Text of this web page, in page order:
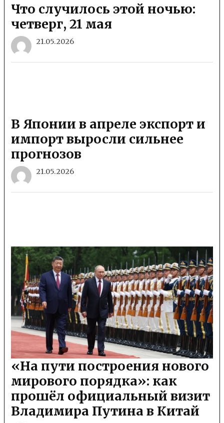
Что случилось этой ночью:
четверг, 21 мая
21.05.2026
В Японии в апреле экспорт и
импорт выросли сильнее
прогнозов
21.05.2026
«На пути построения нового
мирового порядка»: как
прошёл официальный визит
Владимира Путина в Китай